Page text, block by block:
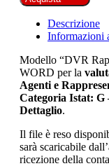
Descrizione
Informazioni
Modello “DVR
WORD per la
Agenti e
Categoria Istat: G
Dettaglio.
Il file è reso
sarà scaricabile
ricezione della